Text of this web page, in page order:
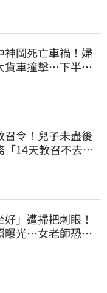
神岡死亡車禍！婦
貨車撞擊…下半身
召令！兒子未盡後
「14天教召不去」
好」遭掃把刺眼！
曝光…女老師恐失